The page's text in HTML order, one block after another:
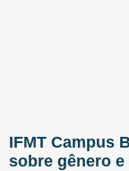
IFMT Campus
sobre gênero